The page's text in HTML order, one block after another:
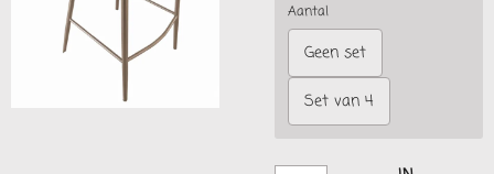
Aantal
Geen set
Set van 4